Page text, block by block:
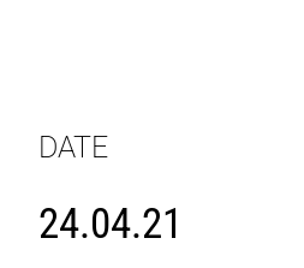
DATE
24.04.21